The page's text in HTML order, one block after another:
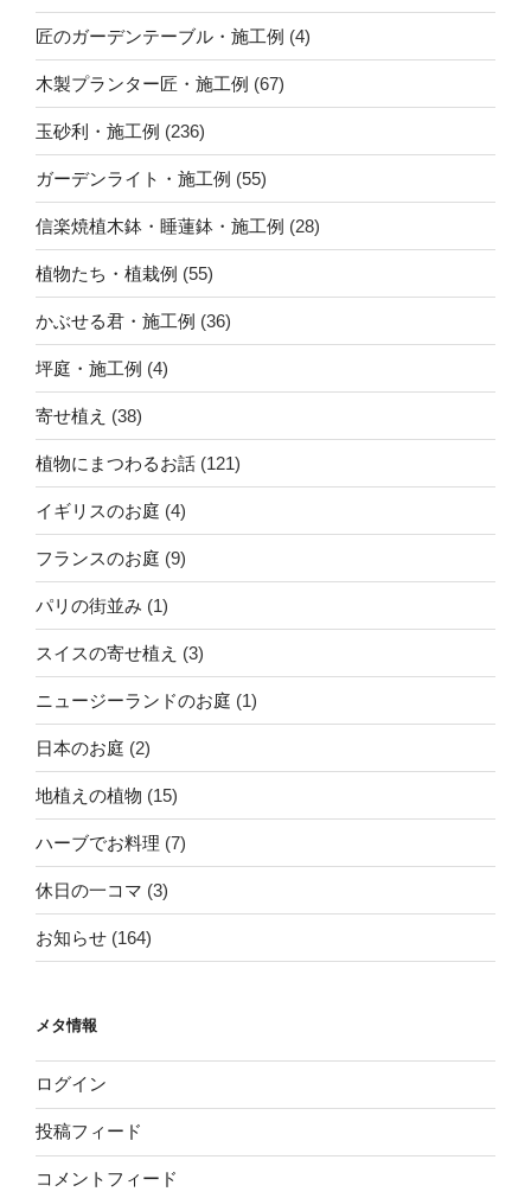
匠のガーデンテーブル・施工例 (4)
木製プランター匠・施工例 (67)
玉砂利・施工例 (236)
ガーデンライト・施工例 (55)
信楽焼植木鉢・睡蓮鉢・施工例 (28)
植物たち・植栽例 (55)
かぶせる君・施工例 (36)
坪庭・施工例 (4)
寄せ植え (38)
植物にまつわるお話 (121)
イギリスのお庭 (4)
フランスのお庭 (9)
パリの街並み (1)
スイスの寄せ植え (3)
ニュージーランドのお庭 (1)
日本のお庭 (2)
地植えの植物 (15)
ハーブでお料理 (7)
休日の一コマ (3)
お知らせ (164)
メタ情報
ログイン
投稿フィード
コメントフィード